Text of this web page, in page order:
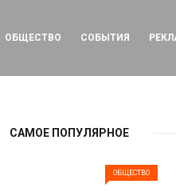
ОБЩЕСТВО СОБЫТИЯ
САМОЕ ПОПУЛЯРНОЕ
ОБЩЕСТВО